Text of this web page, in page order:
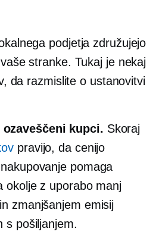
podjetja združujejo
stranke. Tukaj je nekaj
da razmislite o ustanovitvi
kupci. Skoraj
pravijo, da cenijo
pomaga
okolje z uporabo manj
zmanjšanjem emisij
s pošiljanjem.